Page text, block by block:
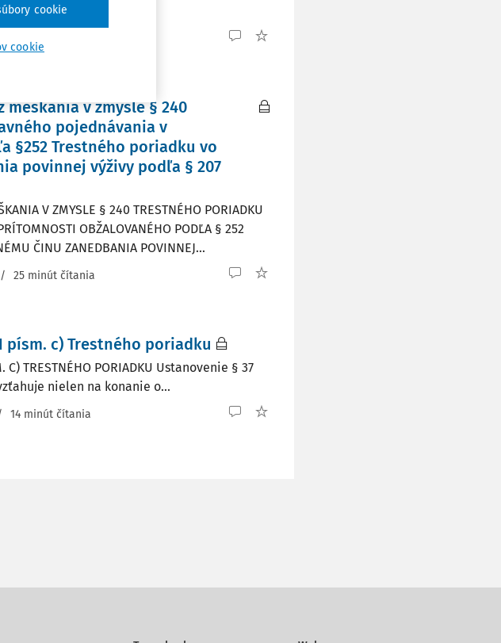
40 minút čítania
v zmysle § 240
pojednávania v
§252 Trestného poriadku vo
povinnej výživy podľa § 207
V ZMYSLE § 240 TRESTNÉHO PORIADKU
OBŽALOVANÉHO PODĽA § 252
ČINU ZANEDBANIA POVINNEJ...
/ 25 minút čítania
písm. c) Trestného poriadku
C) TRESTNÉHO PORIADKU Ustanovenie § 37
nielen na konanie o...
14 minút čítania
cookie
cookie